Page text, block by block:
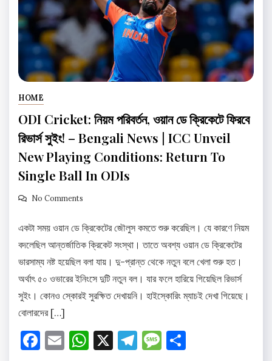
HOME
ODI Cricket: নিয়ম পরিবর্তন, ওয়ান ডে ক্রিকেটে ফিরবে
রিভার্স সুইং! – Bengali News | ICC Unveil
New Playing Conditions: Return To
Single Ball In ODIs
No Comments
একটা সময় ওয়ান ডে ক্রিকেটের জৌলুস কমতে শুরু করেছিল। যে কারণে নিয়ম
বদলেছিল আন্তর্জাতিক ক্রিকেট সংস্থা। তাতে অবশ্য ওয়ান ডে ক্রিকেটের
ভারসাম্য নষ্ট হয়েছিল বলা যায়। দু-প্রান্ত থেকে নতুন বলে খেলা শুরু হত।
অর্থাৎ ৫০ ওভারের ইনিংসে দুটি নতুন বল। যার ফলে হারিয়ে গিয়েছিল রিভার্স
সুইং। কোনও স্কোরই সুরক্ষিত দেখায়নি। হাইস্কোরিং ম্যাচই দেখা গিয়েছে।
বোলারদের […]
Facebook
EmailWhatsApp
X Telegram
Message